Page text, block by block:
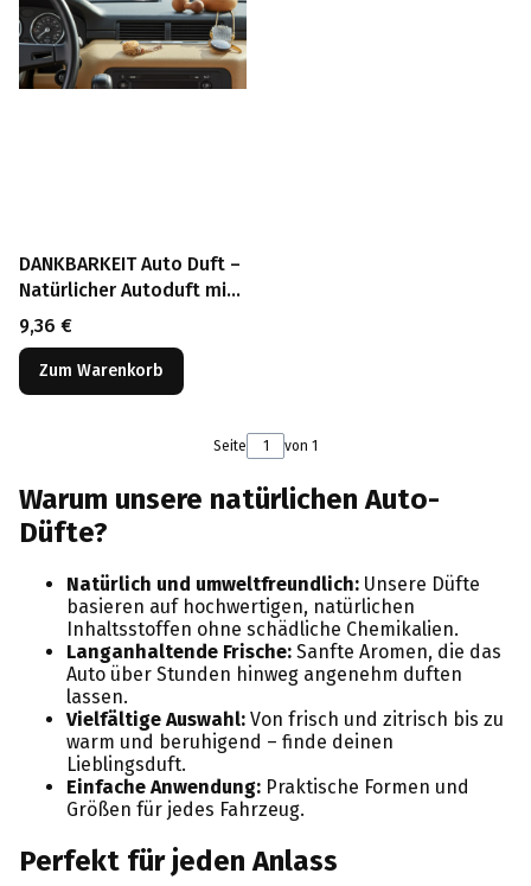
DANKBARKEIT Auto Duft –
Natürlicher Autoduft mit
Holzverschluss
Preis
9,36 €
Zum Warenkorb
Seite von 1
Warum unsere natürlichen Auto-
Düfte?
Natürlich und umweltfreundlich: Unsere Düfte
basieren auf hochwertigen, natürlichen
Inhaltsstoffen ohne schädliche Chemikalien.
Langanhaltende Frische: Sanfte Aromen, die das
Auto über Stunden hinweg angenehm duften
lassen.
Vielfältige Auswahl: Von frisch und zitrisch bis zu
warm und beruhigend – finde deinen
Lieblingsduft.
Einfache Anwendung: Praktische Formen und
Größen für jedes Fahrzeug.
Perfekt für jeden Anlass